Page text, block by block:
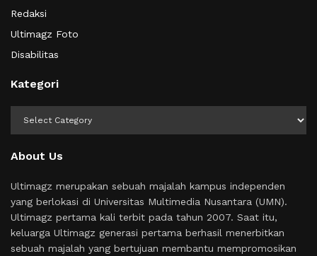
Redaksi
Ultimagz Foto
Disabilitas
Kategori
About Us
Ultimagz merupakan sebuah majalah kampus independen
yang berlokasi di Universitas Multimedia Nusantara (UMN).
Ultimagz pertama kali terbit pada tahun 2007. Saat itu,
keluarga Ultimagz generasi pertama berhasil menerbitkan
sebuah majalah yang bertujuan membantu mempromosikan